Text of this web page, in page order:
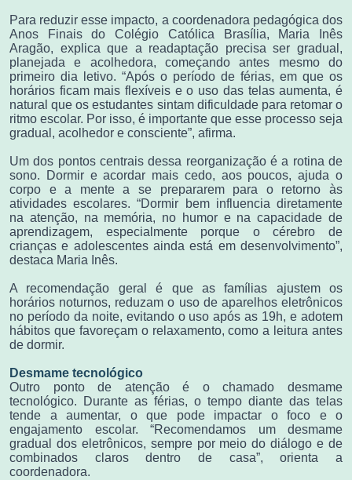
Para reduzir esse impacto, a coordenadora pedagógica dos
Anos Finais do Colégio Católica Brasília, Maria Inês
Aragão, explica que a readaptação precisa ser gradual,
planejada e acolhedora, começando antes mesmo do
primeiro dia letivo. “Após o período de férias, em que os
horários ficam mais flexíveis e o uso das telas aumenta, é
natural que os estudantes sintam dificuldade para retomar o
ritmo escolar. Por isso, é importante que esse processo seja
gradual, acolhedor e consciente”, afirma.
Um dos pontos centrais dessa reorganização é a rotina de
sono. Dormir e acordar mais cedo, aos poucos, ajuda o
corpo e a mente a se prepararem para o retorno às
atividades escolares. “Dormir bem influencia diretamente
na atenção, na memória, no humor e na capacidade de
aprendizagem, especialmente porque o cérebro de
crianças e adolescentes ainda está em desenvolvimento”,
destaca Maria Inês.
A recomendação geral é que as famílias ajustem os
horários noturnos, reduzam o uso de aparelhos eletrônicos
no período da noite, evitando o uso após as 19h, e adotem
hábitos que favoreçam o relaxamento, como a leitura antes
de dormir.
Desmame tecnológico
Outro ponto de atenção é o chamado desmame
tecnológico. Durante as férias, o tempo diante das telas
tende a aumentar, o que pode impactar o foco e o
engajamento escolar. “Recomendamos um desmame
gradual dos eletrônicos, sempre por meio do diálogo e de
combinados claros dentro de casa”, orienta a
coordenadora.